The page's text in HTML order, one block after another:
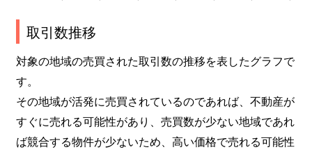
取引数推移
対象の地域の売買された取引数の推移を表したグラフで
す。
その地域が活発に売買されているのであれば、不動産が
すぐに売れる可能性があり、売買数が少ない地域であれ
ば競合する物件が少ないため、高い価格で売れる可能性